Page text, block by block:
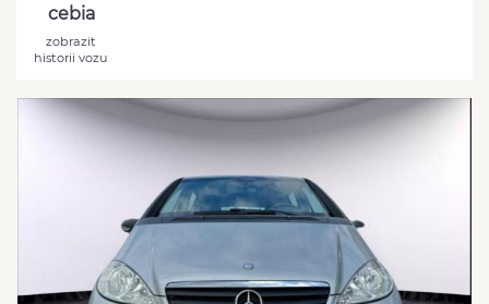
cebia
zobrazit
historii vozu